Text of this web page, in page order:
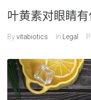
叶黄素对眼睛
Byvitabiotics In Legal